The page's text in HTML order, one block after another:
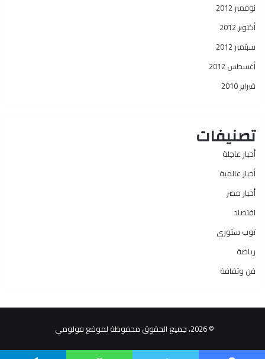
نوفمبر 2012
أكتوبر 2012
سبتمبر 2012
أغسطس 2012
فبراير 2010
تصنيفات
أخبار عاجلة
أخبار عالمية
أخبار مصر
اقتصاد
توب ستوري
رياضة
فن وثقافة
© 2026، جميع الحقوق محفوظة لموقع فولومي